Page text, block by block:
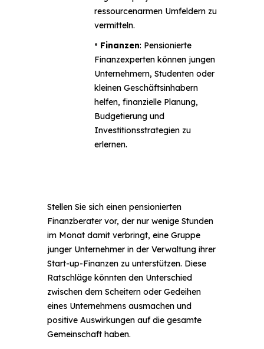
ressourcenarmen Umfeldern zu
vermitteln.
• Finanzen: Pensionierte
Finanzexperten können jungen
Unternehmern, Studenten oder
kleinen Geschäftsinhabern
helfen, finanzielle Planung,
Budgetierung und
Investitionsstrategien zu
erlernen.
Stellen Sie sich einen pensionierten
Finanzberater vor, der nur wenige Stunden
im Monat damit verbringt, eine Gruppe
junger Unternehmer in der Verwaltung ihrer
Start-up-Finanzen zu unterstützen. Diese
Ratschläge könnten den Unterschied
zwischen dem Scheitern oder Gedeihen
eines Unternehmens ausmachen und
positive Auswirkungen auf die gesamte
Gemeinschaft haben.